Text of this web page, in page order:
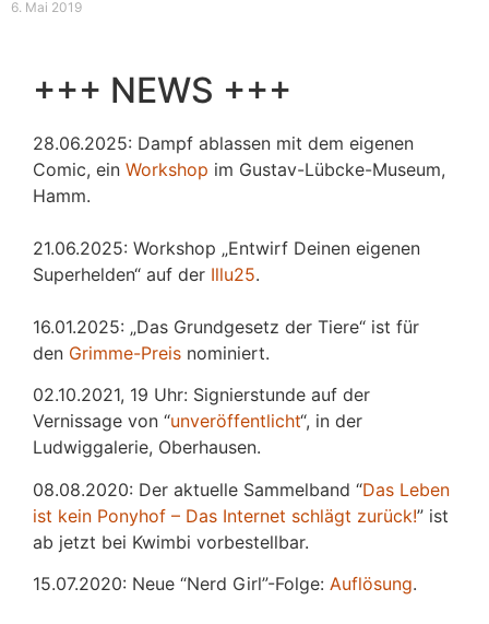
6. Mai 2019
+++ NEWS +++
28.06.2025: Dampf ablassen mit dem eigenen
Comic, ein Workshop im Gustav-Lübcke-Museum,
Hamm.
21.06.2025: Workshop „Entwirf Deinen eigenen
Superhelden“ auf der Illu25.
16.01.2025: „Das Grundgesetz der Tiere“ ist für
den Grimme-Preis nominiert.
02.10.2021, 19 Uhr: Signierstunde auf der
Vernissage von “unveröffentlicht“, in der
Ludwiggalerie, Oberhausen.
08.08.2020: Der aktuelle Sammelband “Das Leben
ist kein Ponyhof – Das Internet schlägt zurück!” ist
ab jetzt bei Kwimbi vorbestellbar.
15.07.2020: Neue “Nerd Girl”-Folge: Auflösung.